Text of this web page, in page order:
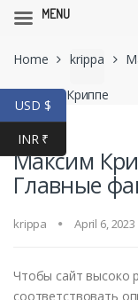
navigation
content
Home krippa
факты о Криппе
Максим
Главные
krippa April 6, 2023
Чтобы сайт высоко
соответствовать
USD $
INR ₹
MENU